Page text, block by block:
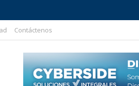
Contáctenos